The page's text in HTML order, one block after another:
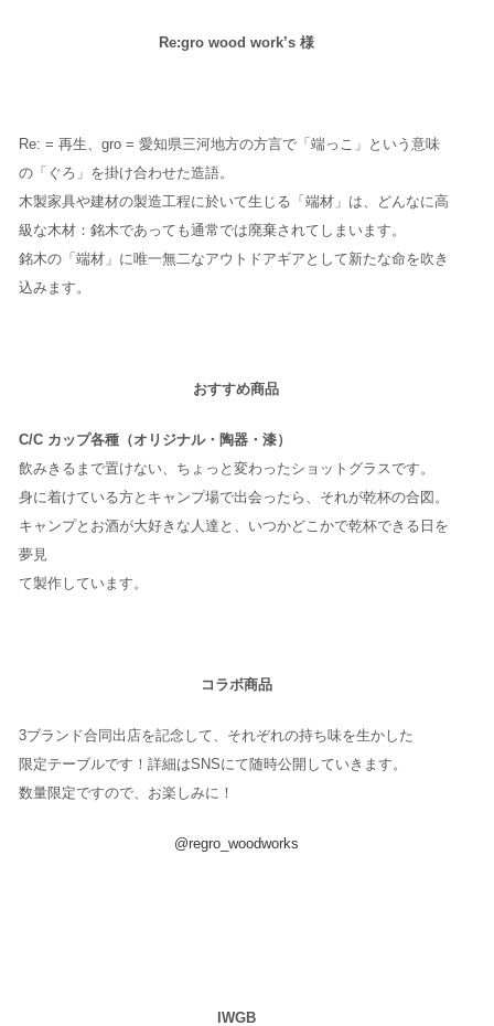
Re:gro wood work’s 様
Re: = 再生、gro = 愛知県三河地方の方言で「端っこ」という意味
の「ぐろ」を掛け合わせた造語。
木製家具や建材の製造工程に於いて生じる「端材」は、どんなに高
級な木材：銘木であっても通常では廃棄されてしまいます。
銘木の「端材」に唯一無二なアウトドアギアとして新たな命を吹き
込みます。
おすすめ商品
C/C カップ各種（オリジナル・陶器・漆）
飲みきるまで置けない、ちょっと変わったショットグラスです。
身に着けている方とキャンプ場で出会ったら、それが乾杯の合図。
キャンプとお酒が大好きな人達と、いつかどこかで乾杯できる日を
夢見
て製作しています。
コラボ商品
3ブランド合同出店を記念して、それぞれの持ち味を生かした
限定テーブルです！詳細はSNSにて随時公開していきます。
数量限定ですので、お楽しみに！
@regro_woodworks
IWGB